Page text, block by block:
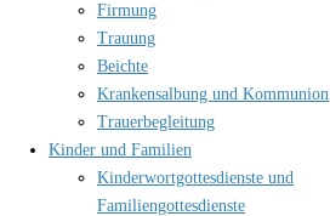
Firmung
Trauung
Beichte
Krankensalbung und Kommunion
Trauerbegleitung
Kinder und Familien
Kinderwortgottesdienste und
Familiengottesdienste